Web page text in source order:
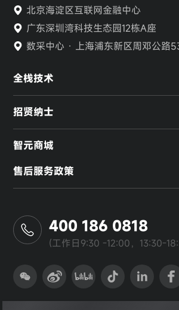
北京海淀区互联网金融中心
广东深圳湾科技生态园12栋A座
数采中心 · 上海浦东新区周邓公路
全栈技术
智元商城
售后服务政策
招贤纳士
400 186 0818
(工作日9:30 -12:00，13:30-